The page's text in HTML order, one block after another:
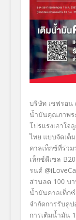
บริษัท เชฟรอน
น้ำมันคุณภาพร
โปรแรงเอาใ
ไทย แบบจัดเต็ม
คาลเท็กซ์ที่ร่วม
เท็กซ์ดีเซล
รนด์
ส่วนลด 100 บ
น้ำมันคาลเท็ก
จำกัดการรับคูป
การเติมน้ำมัน 1